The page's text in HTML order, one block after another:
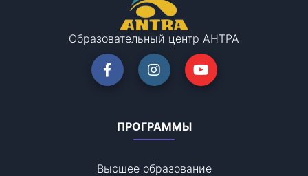
Образовательный центр АНТРА
ПРОГРАММЫ
Высшее образование